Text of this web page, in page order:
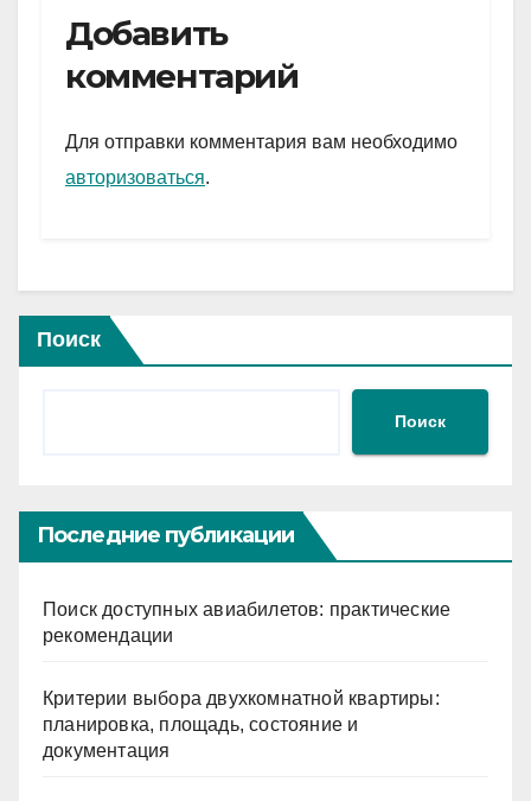
e
gr
a
m
er
s
A
p
и
Добавить
комментарий
Для отправки комментария вам необходимо
авторизоваться.
Поиск
Поиск
Последние публикации
Поиск доступных авиабилетов: практические
рекомендации
Критерии выбора двухкомнатной квартиры:
планировка, площадь, состояние и
документация